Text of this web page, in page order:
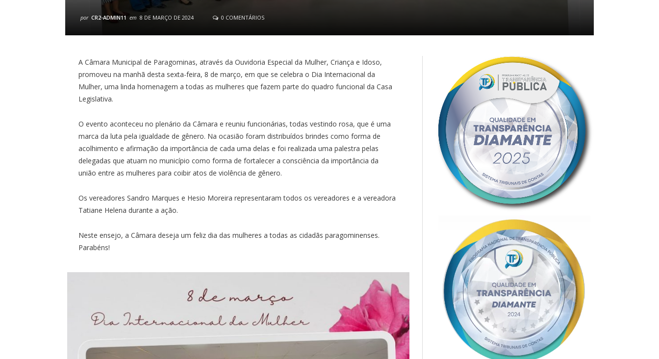
por CR2-ADMIN11 em 8 DE MARÇO DE 2024 0 COMENTÁRIOS
A Câmara Municipal de Paragominas, através da Ouvidoria Especial da Mulher, Criança e Idoso,
promoveu na manhã desta sexta-feira, 8 de março, em que se celebra o Dia Internacional da
Mulher, uma linda homenagem a todas as mulheres que fazem parte do quadro funcional da Casa
Legislativa.
O evento aconteceu no plenário da Câmara e reuniu funcionárias, todas vestindo rosa, que é uma
marca da luta pela igualdade de gênero. Na ocasião foram distribuídos brindes como forma de
acolhimento e afirmação da importância de cada uma delas e foi realizada uma palestra pelas
delegadas que atuam no município como forma de fortalecer a consciência da importância da
união entre as mulheres para coibir atos de violência de gênero.
Os vereadores Sandro Marques e Hesio Moreira representaram todos os vereadores e a vereadora
Tatiane Helena durante a ação.
Neste ensejo, a Câmara deseja um feliz dia das mulheres a todas as cidadãs paragominenses.
Parabéns!